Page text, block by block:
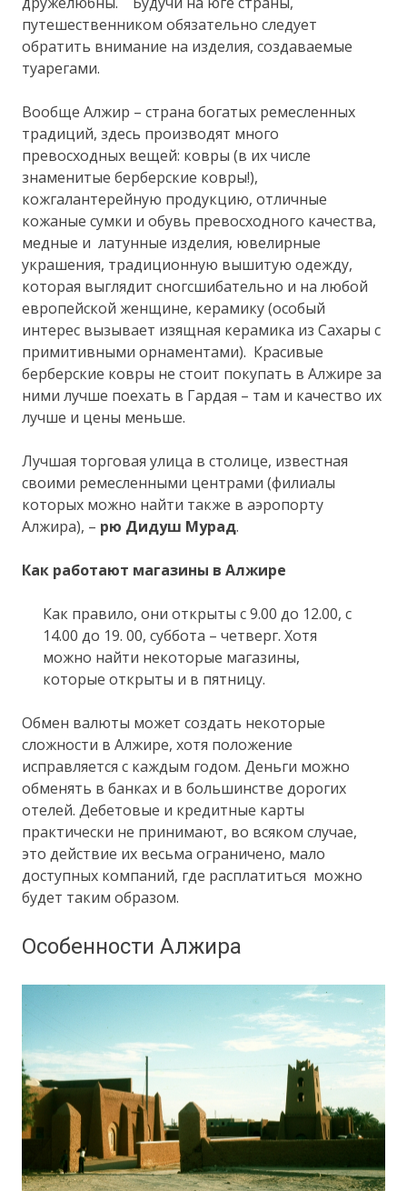
путешественником обязательно следует
обратить внимание на изделия, создаваемые
туарегами.
Вообще Алжир – страна богатых ремесленных
традиций, здесь производят много
превосходных вещей: ковры (в их числе
знаменитые берберские ковры!),
кожгалантерейную продукцию, отличные
кожаные сумки и обувь превосходного качества,
медные и латунные изделия, ювелирные
украшения, традиционную вышитую одежду,
которая выглядит сногсшибательно и на любой
европейской женщине, керамику (особый
интерес вызывает изящная керамика из Сахары с
примитивными орнаментами). Красивые
берберские ковры не стоит покупать в Алжире за
ними лучше поехать в Гардая – там и качество их
лучше и цены меньше.
Лучшая торговая улица в столице, известная
своими ремесленными центрами (филиалы
которых можно найти также в аэропорту
Алжира), – рю Дидуш Мурад.
Как работают магазины в Алжире
Как правило, они открыты с 9.00 до 12.00, с
14.00 до 19. 00, суббота – четверг. Хотя
можно найти некоторые магазины,
которые открыты и в пятницу.
Обмен валюты может создать некоторые
сложности в Алжире, хотя положение
исправляется с каждым годом. Деньги можно
обменять в банках и в большинстве дорогих
отелей. Дебетовые и кредитные карты
практически не принимают, во всяком случае,
это действие их весьма ограничено, мало
доступных компаний, где расплатиться можно
будет таким образом.
Особенности Алжира